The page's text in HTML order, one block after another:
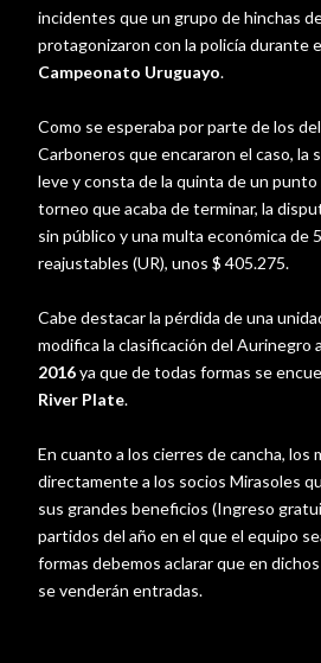
incidentes que un grupo de hinchas
protagonizaron con la policía durante
Campeonato Uruguayo.
Como se esperaba por parte de los
Carboneros que encararon el caso, la
leve y consta de la quinta de un
torneo que acaba de terminar, la
sin público y una multa económica de
reajustables (UR), unos $ 405.275.
Cabe destacar la pérdida de una
modifica la clasificación del Aurinegro
2016ya que de todas formas se
River Plate.
En cuanto a los cierres de cancha, los
directamente a los socios Mirasoles
sus grandes beneficios (Ingreso
partidos del año en el que el equipo
formas debemos aclarar que en
se venderán entradas.